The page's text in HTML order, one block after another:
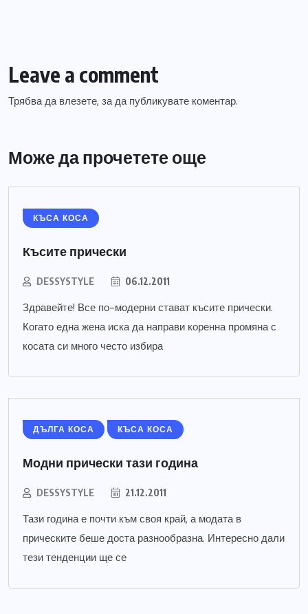
Leave a comment
Трябва да влезете, за да публикувате коментар.
Може да прочетете още
КЪСА КОСА
Късите прически
DESSYSTYLE 06.12.2011
Здравейте! Все по-модерни стават късите прически.
Когато една жена иска да направи коренна промяна с
косата си много често избира
ДЪЛГА КОСА КЪСА КОСА
Модни прически тази година
DESSYSTYLE 21.12.2011
Тази година е почти към своя край, а модата в
прическите беше доста разнообразна. Интересно дали
тези тенденции ще се